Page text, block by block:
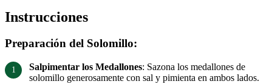
Instrucciones
Preparación del Solomillo:
Salpimentar los Medallones: Sazona los medallones de
solomillo generosamente con sal y pimienta en ambos lados.